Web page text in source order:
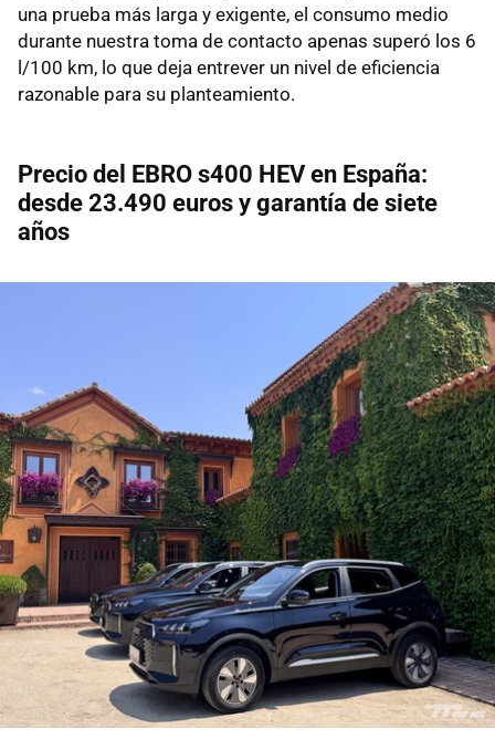
una prueba más larga y exigente, el consumo medio
durante nuestra toma de contacto apenas superó los 6
l/100 km, lo que deja entrever un nivel de eficiencia
razonable para su planteamiento.
Precio del EBRO s400 HEV en España:
desde 23.490 euros y garantía de siete
años